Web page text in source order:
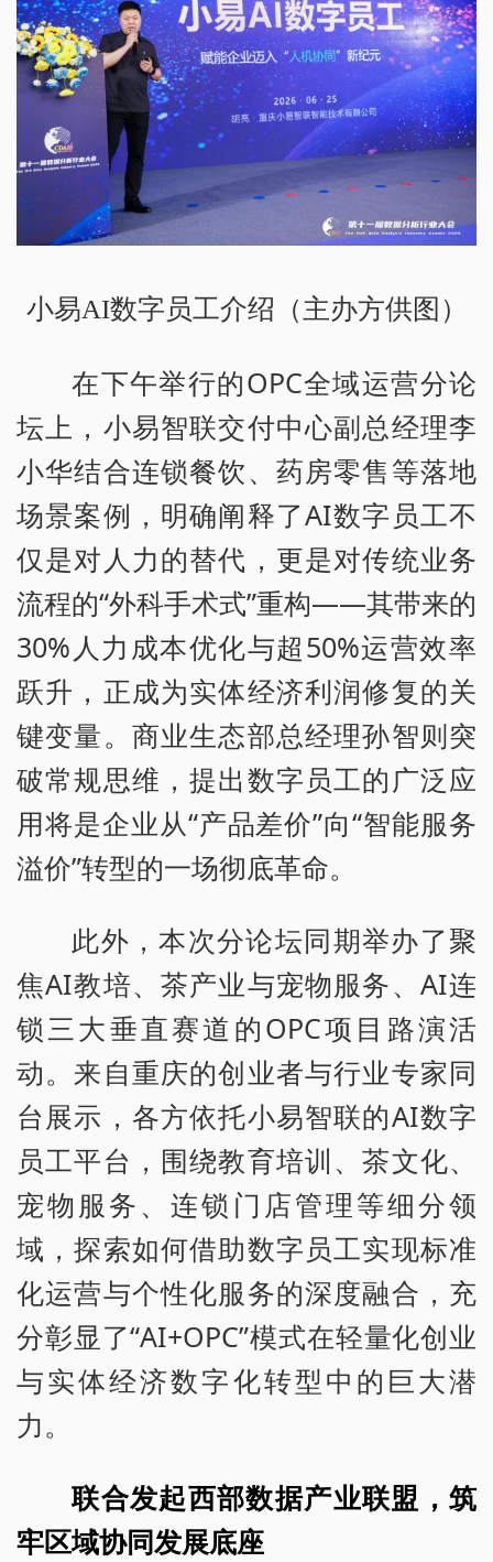
小易AI数字员工介绍（主办方供图）
在下午举行的OPC全域运营分论
坛上，小易智联交付中心副总经理李
小华结合连锁餐饮、药房零售等落地
场景案例，明确阐释了AI数字员工不
仅是对人力的替代，更是对传统业务
流程的“外科手术式”重构——其带来的
30%人力成本优化与超50%运营效率
跃升，正成为实体经济利润修复的关
键变量。商业生态部总经理孙智则突
破常规思维，提出数字员工的广泛应
用将是企业从“产品差价”向“智能服务
溢价”转型的一场彻底革命。
此外，本次分论坛同期举办了聚
焦AI教培、茶产业与宠物服务、AI连
锁三大垂直赛道的OPC项目路演活
动。来自重庆的创业者与行业专家同
台展示，各方依托小易智联的AI数字
员工平台，围绕教育培训、茶文化、
宠物服务、连锁门店管理等细分领
域，探索如何借助数字员工实现标准
化运营与个性化服务的深度融合，充
分彰显了“AI+OPC”模式在轻量化创业
与实体经济数字化转型中的巨大潜
力。
联合发起西部数据产业联盟，筑
牢区域协同发展底座